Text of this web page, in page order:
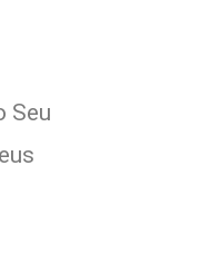
Seu